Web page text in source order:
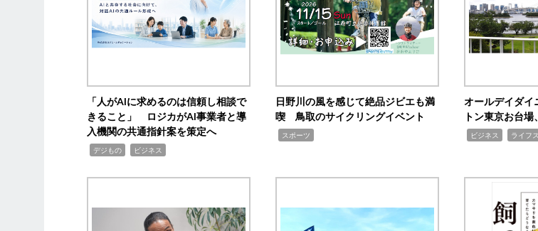
「人がAIに求めるのは信頼し相談で
きること」 ロジカがAI事業者と導
入機関の共通指針案を策定へ
デジもの ビジネス
日野川の風を感じて絶品ジビエも満
喫 鳥取のサイクリングイベント
スポーツ
オールデイダ
トン東京お台
ビジネス ライフ